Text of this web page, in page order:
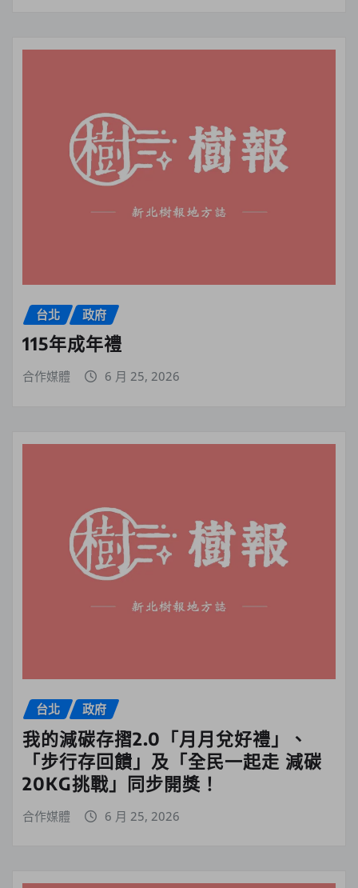
台北 政府
115年成年禮
合作媒體 6 月 25, 2026
台北 政府
我的減碳存摺2.0「月月兌好禮」、
「步行存回饋」及「全民一起走 減碳
20KG挑戰」同步開獎！
合作媒體 6 月 25, 2026